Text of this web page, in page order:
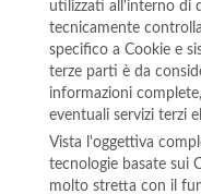
utilizzati all'interno di
tecnicamente
specifico a Cookie e
terze parti è da
informazioni
eventuali servizi terzi
Vista l'oggettiva
tecnologie basate sui
molto stretta con il